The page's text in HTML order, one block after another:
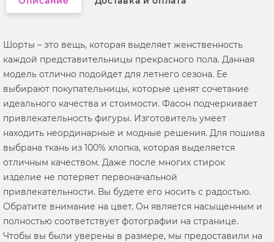
Шорты – это вещь, которая выделяет женственность
каждой представительницы прекрасного пола. Данная
модель отлично подойдет для летнего сезона. Ее
выбирают покупательницы, которые ценят сочетание
идеального качества и стоимости. Фасон подчеркивает
привлекательность фигуры. Изготовитель умеет
находить неординарные и модные решения. Для пошива
выбрана ткань из 100% хлопка, которая выделяется
отличным качеством. Даже после многих стирок
изделие не потеряет первоначальной
привлекательности. Вы будете его носить с радостью.
Обратите внимание на цвет. Он является насыщенным и
полностью соответствует фотографии на странице.
Чтобы вы были уверены в размере, мы предоставили на